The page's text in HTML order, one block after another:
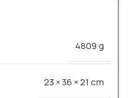
4809 g
23 × 36 × 21 cm